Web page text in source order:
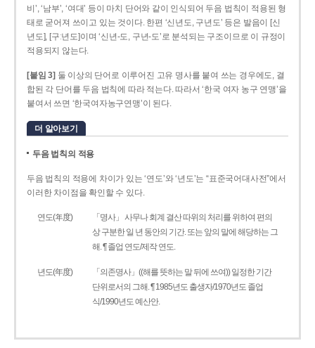
비’, ‘남부’, ‘여대’ 등이 마치 단어와 같이 인식되어 두음 법칙이 적용된 형
태로 굳어져 쓰이고 있는 것이다. 한편 ‘신년도, 구년도’ 등은 발음이 [신
년도], [구ː년도]이며 ‘신년­-도, 구년-­도’로 분석되는 구조이므로 이 규정이
적용되지 않는다.
[붙임 3] 둘 이상의 단어로 이루어진 고유 명사를 붙여 쓰는 경우에도, 결
합된 각 단어를 두음 법칙에 따라 적는다. 따라서 ‘한국 여자 농구 연맹’을
붙여서 쓰면 ‘한국여자농구연맹’이 된다.
더 알아보기
두음 법칙의 적용
두음 법칙의 적용에 차이가 있는 ‘연도’와 ‘년도’는 “표준국어대사전”에서
이러한 차이점을 확인할 수 있다.
연도(年度)
「명사」 사무나 회계 결산 따위의 처리를 위하여 편의
상 구분한 일 년 동안의 기간. 또는 앞의 말에 해당하는 그
해. ¶ 졸업 연도/제작 연도.
년도(年度)
「의존명사」((해를 뜻하는 말 뒤에 쓰여)) 일정한 기간
단위로서의 그해. ¶ 1985년도 출생자/1970년도 졸업
식/1990년도 예산안.